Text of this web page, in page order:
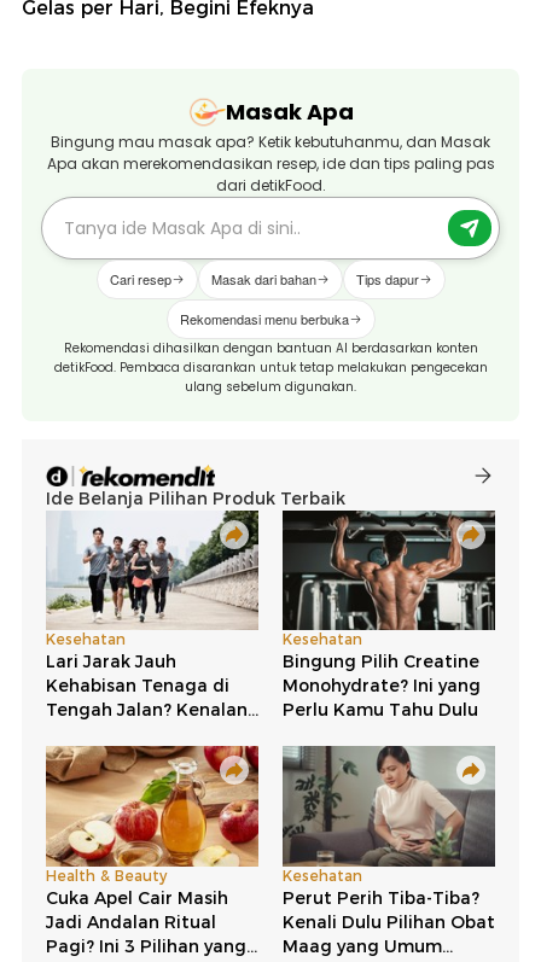
Gelas per Hari, Begini Efeknya
Masak Apa
Bingung mau masak apa? Ketik kebutuhanmu, dan Masak
Apa akan merekomendasikan resep, ide dan tips paling pas
dari detikFood.
Cari resep Masak dari bahan Tips dapur
Rekomendasi menu berbuka
Rekomendasi dihasilkan dengan bantuan AI berdasarkan konten
detikFood. Pembaca disarankan untuk tetap melakukan pengecekan
ulang sebelum digunakan.